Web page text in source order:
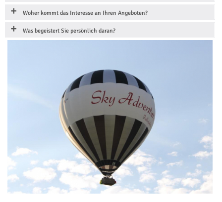
Woher kommt das Interesse an Ihren Angeboten?
Was begeistert Sie persönlich daran?